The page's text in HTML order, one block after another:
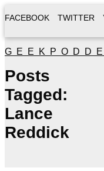
FACEBOOK TWITTER
Posts
Tagged:
Lance
Reddick